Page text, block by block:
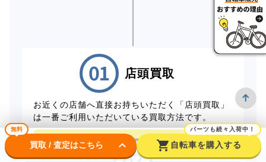
店頭買取
お近くの店舗へ直接お持ちいただく「店頭買取」
は一番ご利用いただいている買取方法です。
店頭買取予約はこちら
無料
買取 / 査定はこちら keyboard_arrow_down shopping_cart
パーツも続々入荷中！
自転車を購入する